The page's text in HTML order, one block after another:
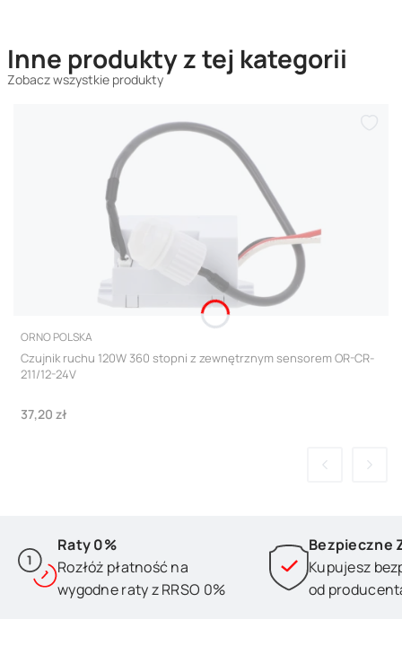
Inne produkty z tej kategorii
Zobacz wszystkie produkty
PRODUCENT
ORNO POLSKA
Czujnik ruchu 120W 360 stopni z zewnętrznym sensorem OR-CR-
211/12-24V
Cena
37,20 zł
Raty 0%
Rozłóż płatność na
wygodne raty z RRSO 0%
Bezpieczne
Kupujesz
od